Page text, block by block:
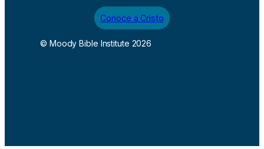
Conoce a Cristo
© Moody Bible Institute 2026